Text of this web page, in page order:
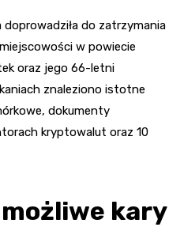
do zatrzymania
w powiecie
oraz jego 66-letni
znaleziono istotne
dokumenty
kryptowalut oraz 10
kary